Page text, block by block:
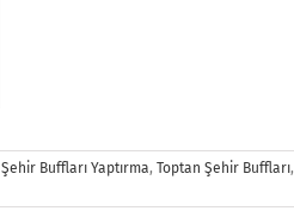
Şehir Buffları Yaptırma, Toptan Şehir Buffları,